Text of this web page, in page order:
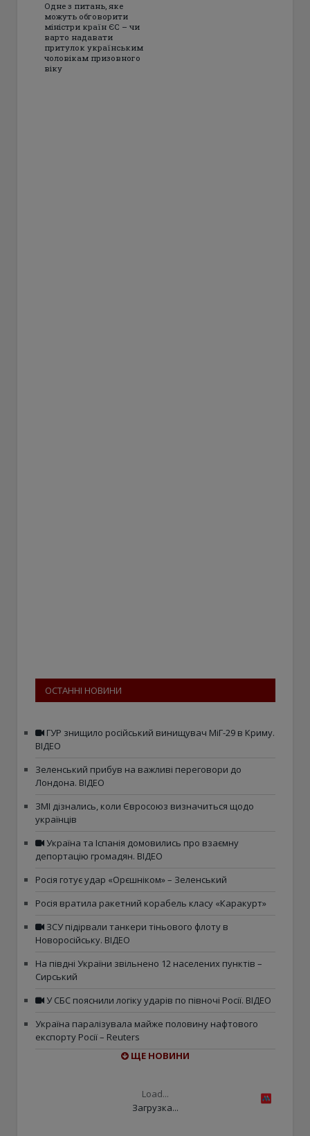
Одне з питань, яке
можуть обговорити
міністри країн ЄС – чи
варто надавати
притулок українським
чоловікам призовного
віку
ОСТАННІ НОВИНИ
ГУР знищило російський винищувач МіГ-29 в Криму.
ВІДЕО
Зеленський прибув на важливі переговори до
Лондона. ВІДЕО
ЗМІ дізнались, коли Євросоюз визначиться щодо
українців
Україна та Іспанія домовились про взаємну
депортацію громадян. ВІДЕО
Росія готує удар «Орєшніком» – Зеленський
Росія вратила ракетний корабель класу «Каракурт»
ЗСУ підірвали танкери тіньового флоту в
Новоросійську. ВІДЕО
На півдні України звільнено 12 населених пунктів –
Сирський
У СБС пояснили логіку ударів по півночі Росії. ВІДЕО
Україна паралізувала майже половину нафтового
експорту Росії – Reuters
ЩЕ НОВИНИ
Load...
Загрузка...